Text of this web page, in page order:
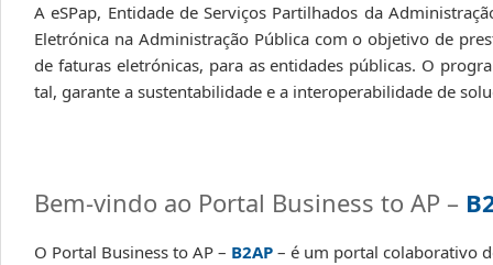
A eSPap, Entidade de Serviços Partilhados da
Eletrónica na Administração Pública com o objetivo de
de faturas eletrónicas, para as entidades públicas. O
tal, garante a sustentabilidade e a interoperabilidade de
Bem-vindo ao Portal Business to AP –
O Portal Business to AP – B2AP – é um portal colaborativo